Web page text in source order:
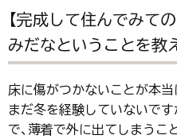
【完成して住んでみて
みだなということを教
床に傷がつかないことが本当
まだ冬を経験していないで
で、薄着で外に出てしまうこ